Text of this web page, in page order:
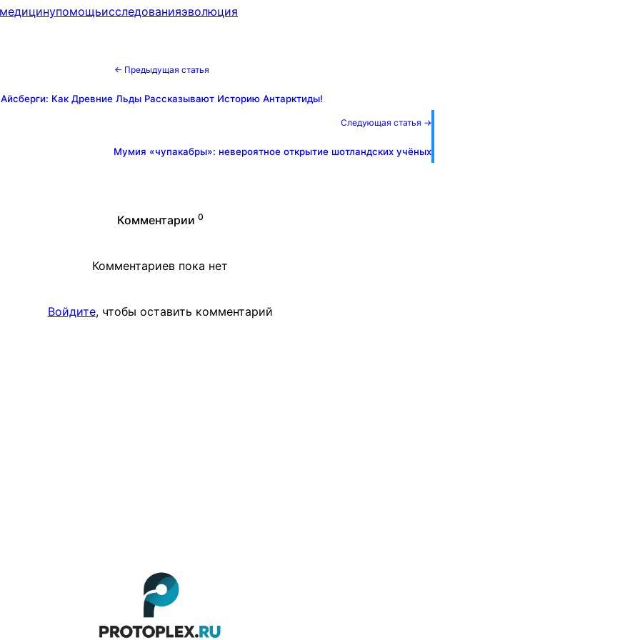
медицинупомощьисследованияэволюция
← Предыдущая статья
Айсберги: Как Древние Льды Рассказывают Историю Антарктиды!
Следующая статья →
Мумия «чупакабры»: невероятное открытие шотландских учёных
Комментарии 0
Комментариев пока нет
Войдите, чтобы оставить комментарий